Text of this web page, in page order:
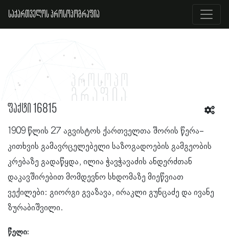
საქართველოს პროსოპოგრაფია
ფაქტი 16815
1909 წლის 27 აგვისტოს ქართველთა შორის წერა-
კითხვის გამავრცელებელი საზოგადოების გამგეობის
კრებაზე გადაწყდა, ილია ჭავჭავაძის ანდერძთან
დაკავშირებით მომდევნო სხდომაზე მიეწვიათ
ვექილები: გიორგი გვაზავა, ირაკლი გუნცაძე და ივანე
ზურაბიშვილი.
წელი: